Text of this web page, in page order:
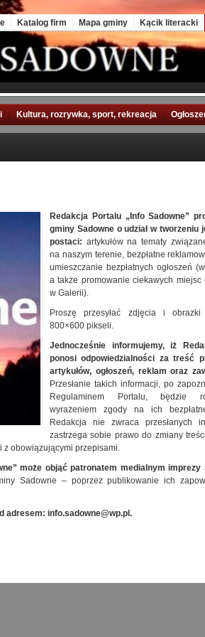
Katalog firm Mapa gminy Kącik literacki
Kultura, rozrywka, sport, rekreacja
Redakcja Portalu „Info Sadowne”
gminy Sadowne o udział w tworzeniu
postaci: artykułów na tematy
na naszym terenie, bezpłatne
umieszczanie bezpłatnych ogłoszeń
a także promowanie ciekawych miejsc
w Galerii).
Proszę przesyłać zdjęcia i
800×600 pikseli.
Jednocześnie informujemy, iż
ponosi odpowiedzialności za treść
artykułów, ogłoszeń, reklam oraz
Przesłanie takich informacji, po
Regulaminem Portalu, będzie
wyrażeniem zgody na ich
Redakcja nie zwraca przesłanych
zastrzega sobie prawo do zmiany
obowiązującymi przepisami.
może objąć patronatem medialnym imprezy
Sadowne – poprzez publikowanie ich
adresem: info.sadowne@wp.pl.